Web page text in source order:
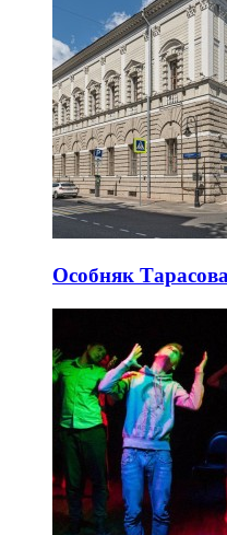
Особняк Тарасова